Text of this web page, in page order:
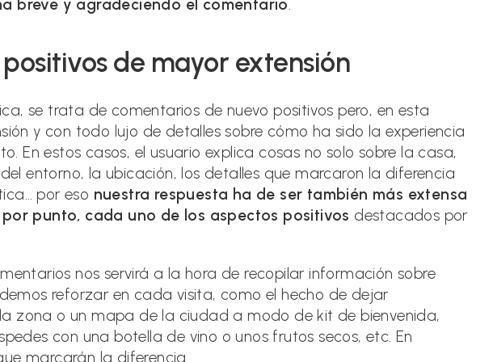
breve y agradeciendo el comentario.
de mayor extensión
se trata de comentarios de nuevo positivos pero, en esta
y con todo lujo de detalles sobre cómo ha sido la experiencia
En estos casos, el usuario explica cosas no solo sobre la casa,
entorno, la ubicación, los detalles que marcaron la diferencia
por eso nuestra respuesta ha de ser también más extensa
punto, cada uno de los aspectos positivos destacados por
nos servirá a la hora de recopilar información sobre
reforzar en cada visita, como el hecho de dejar
zona o un mapa de la ciudad a modo de kit de bienvenida,
con una botella de vino o unos frutos secos, etc. En
marcarán la diferencia.